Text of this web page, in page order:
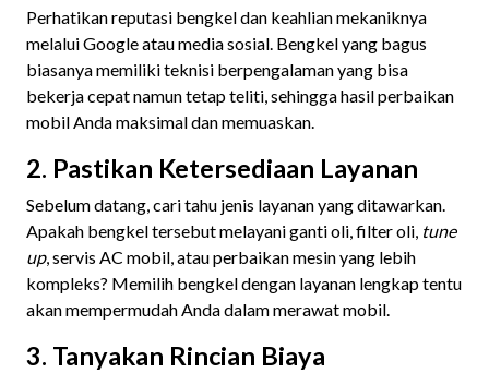
Perhatikan reputasi bengkel dan keahlian mekaniknya
melalui Google atau media sosial. Bengkel yang bagus
biasanya memiliki teknisi berpengalaman yang bisa
bekerja cepat namun tetap teliti, sehingga hasil perbaikan
mobil Anda maksimal dan memuaskan.
2. Pastikan Ketersediaan Layanan
Sebelum datang, cari tahu jenis layanan yang ditawarkan.
Apakah bengkel tersebut melayani ganti oli, filter oli, tune
up, servis AC mobil, atau perbaikan mesin yang lebih
kompleks? Memilih bengkel dengan layanan lengkap tentu
akan mempermudah Anda dalam merawat mobil.
3. Tanyakan Rincian Biaya